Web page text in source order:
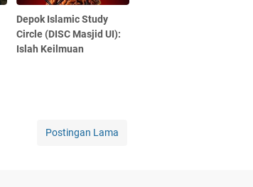
Depok Islamic Study
Circle (DISC Masjid UI):
Islah Keilmuan
Postingan Lama